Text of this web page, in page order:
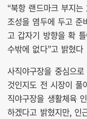
“북항 랜드마크 부지
조성을 염두에 두고 준
고 갑자기 방향을 확
수밖에 없다”고 밝혔다
사직야구장을 중심으
것인지도 전 시장이
직야구장을 생활체육
하겠다고 밝혔지만, 인